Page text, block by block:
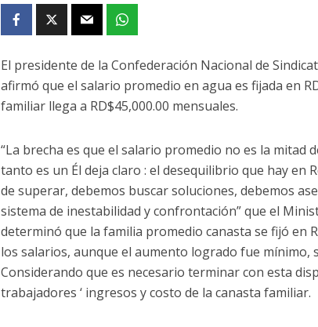
El presidente de la Confederación Nacional de
afirmó que el salario promedio en agua es fijada en
familiar llega a RD$45,000.00 mensuales.
“La brecha es que el salario promedio no es la mitad
tanto es un Él deja claro : el desequilibrio que hay en
de superar, debemos buscar soluciones, debemos
sistema de inestabilidad y confrontación” que el
determinó que la familia promedio canasta se fijó en
los salarios, aunque el aumento logrado fue mínimo,
Considerando que es necesario terminar con esta
trabajadores ‘ ingresos y costo de la canasta familiar.